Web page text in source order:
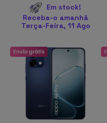
Em stock!
Receba-o amanhã
Terça-Feira, 11 Ago